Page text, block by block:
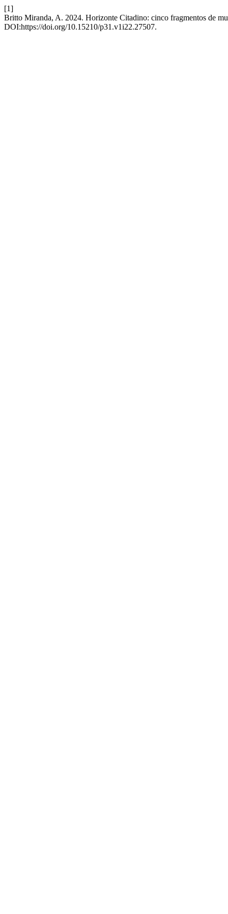
[1]
Britto Miranda, A. 2024. Horizonte Citadino: cinco fragmentos de
DOI:https://doi.org/10.15210/p31.v1i22.27507.